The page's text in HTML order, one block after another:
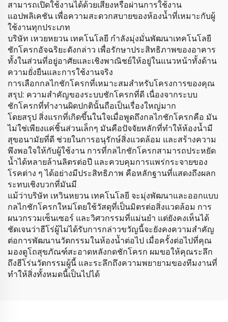
สามารถเปิดใช้งานได้ด้วยเสียงหรือผ่านการใช้งาน
แอปพลิเคชัน เพื่อความสะดวกสบายของห้องน้ำที่เหมาะกับผู้
ใช้งานทุกประเภท
บริษัท เหวยหยวน เทคโนโลยี กำลังมุ่งมั่นพัฒนาเทคโนโลยี
ชักโครกอัจฉริยะดังกล่าว เพื่อรักษาประสิทธิภาพของอาคาร
ทั้งในส่วนที่อยู่อาศัยและเชิงพาณิชย์ให้อยู่ในแนวหน้าทั้งด้าน
ความยั่งยืนและการใช้งานจริง
การเลือกกลไกชักโครกที่เหมาะสมสำหรับโครงการของคุณ
สรุป: ความสำคัญของระบบชักโครกที่ดี เนื่องจากระบบ
ชักโครกที่ทำงานผิดปกตินั้นถือเป็นเรื่องใหญ่มาก
โดยสรุป สิ่งแรกที่เกิดขึ้นในใจเมื่อพูดถึงกลไกชักโครกคือ มัน
ไม่ใช่เพียงแค่ชิ้นส่วนเล็กๆ มันคือปัจจัยหลักที่ทำให้ห้องน้ำมี
สุขอนามัยที่ดี ช่วยในการอนุรักษ์สิ่งแวดล้อม และสร้างความ
พึงพอใจให้กับผู้ใช้งาน การที่กลไกชักโครกสามารถประหยัด
น้ำได้หลายล้านลิตรต่อปี และควบคุมการแพร่กระจายของ
โรคต่าง ๆ ได้อย่างมีประสิทธิภาพ คือหลักฐานที่แสดงถึงผลก
ระทบเชิงบวกที่มันมี
แม้ว่าบริษัท เหวินหยวน เทคโนโลยี จะมุ่งพัฒนาและออกแบบ
กลไกชักโครกใหม่โดยใช้วัสดุที่เป็นมิตรต่อสิ่งแวดล้อม การ
ผนวกรวมเซ็นเซอร์ และวิศวกรรมที่แม่นยำ แต่ยังคงเห็นได้
ชัดเจนว่าฮีโร่ผู้ไม่ได้รับการกล่าวขวัญนี้จะยังคงความสำคัญ
ต่อการพัฒนานวัตกรรมในห้องน้ำต่อไป เมื่อครั้งต่อไปที่คุณ
มองดูโถสุขภัณฑ์สะอาดหลังกดชักโครก ผมขอให้คุณระลึก
ถึงฮีโร่นวัตกรรมผู้นี้ และระลึกถึงความพยายามของทีมงานที่
ทำให้สิ่งทั้งหมดนี้เป็นไปได้